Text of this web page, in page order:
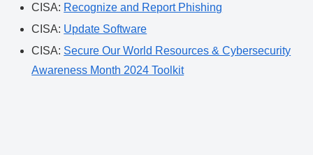
CISA: Recognize and Report Phishing
CISA: Update Software
CISA: Secure Our World Resources & Cybersecurity
Awareness Month 2024 Toolkit